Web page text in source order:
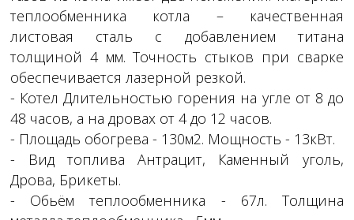
теплообменника котла – качественная
листовая сталь с добавлением титана
толщиной 4 мм. Точность стыков при сварке
обеспечивается лазерной резкой.
- Котел Длительностью горения на угле от 8 до
48 часов, а на дровах от 4 до 12 часов.
- Площадь обогрева - 130м2. Мощность - 13кВт.
- Вид топлива Антрацит, Каменный уголь,
Дрова, Брикеты.
- Обьём теплообменника - 67л. Толщина